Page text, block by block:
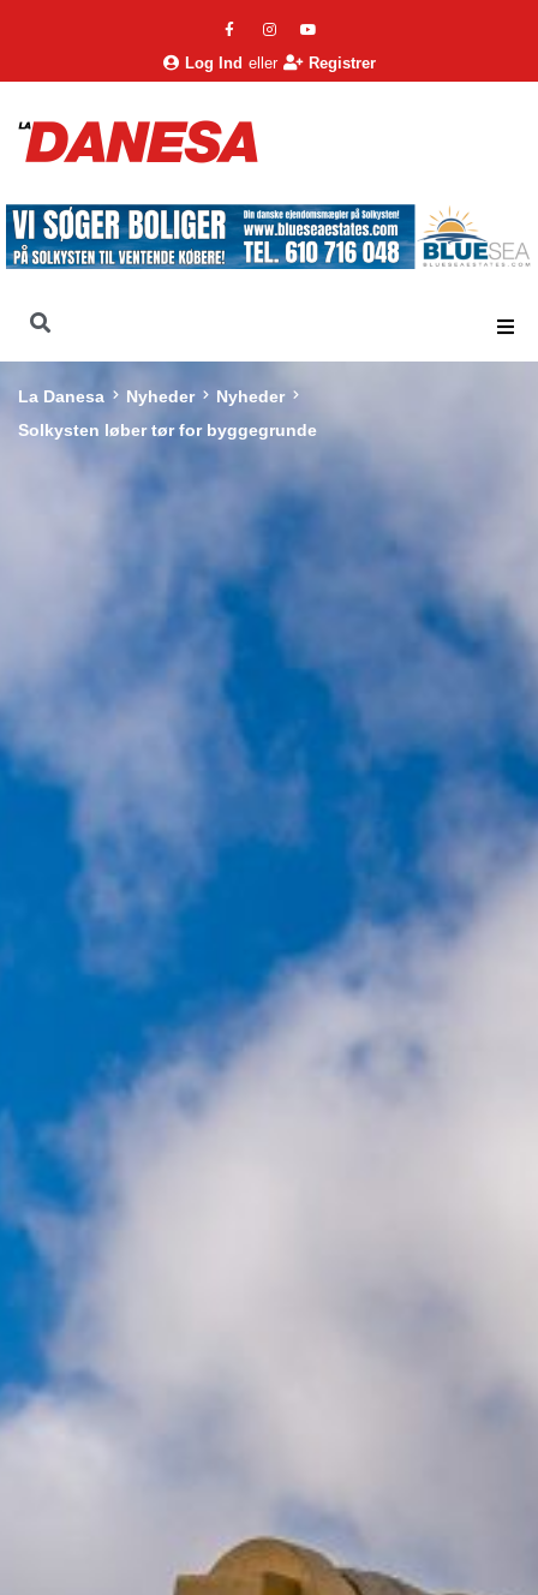
Log Ind eller Registrer
La Danesa Nyheder
Nyheder
Solkysten løber tør for byggegrunde